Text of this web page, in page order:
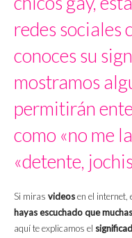
redes sociales
conoces su
mostramos
permitirán
como «no me
«detente,
Si miras videosen el internet,
hayas escuchado que
aquí te explicamos el